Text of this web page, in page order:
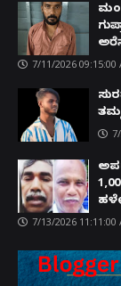
7/11/2026 09:15:00
7/13/2026 11:11:00